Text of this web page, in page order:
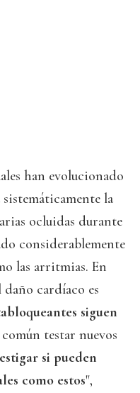
han evolucionado
la
ocluidas durante
considerablemente
las arritmias. En
cardíaco es
siguen
testar nuevos
si pueden
como estos",